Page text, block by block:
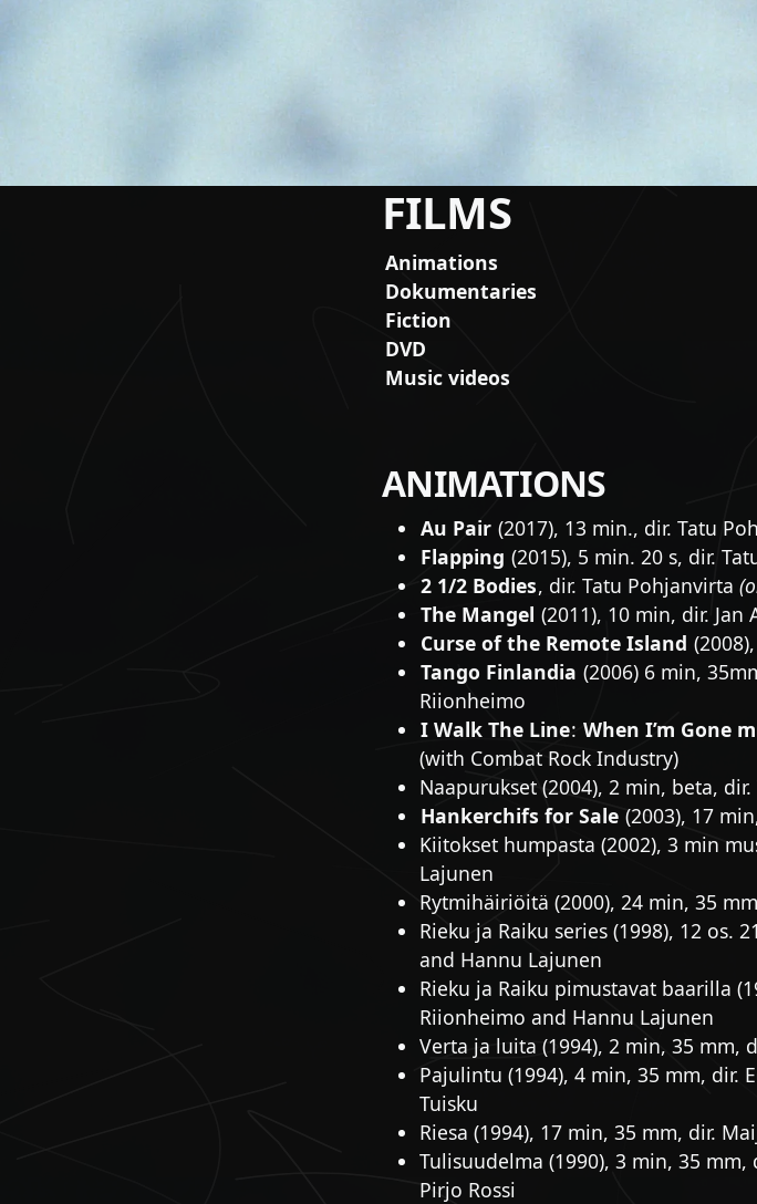
FILMS
Animations
Dokumentaries
Fiction
DVD
Music videos
ANIMATIONS
Au Pair (2017), 13 min., dir. Tatu
Flapping (2015), 5 min. 20 s, dir.
2 1/2 Bodies, dir. Tatu Pohjanvirta
The Mangel (2011), 10 min, dir. Jan
Curse of the Remote Island
Tango Finlandia (2006) 6 min,
Riionheimo
I Walk The Line: When I’m Gone
(with Combat Rock Industry)
Naapurukset (2004), 2 min, beta,
Hankerchifs for Sale (2003), 17
Kiitokset humpasta (2002), 3 min
Lajunen
Rytmihäiriöitä (2000), 24 min, 35
Rieku ja Raiku series (1998), 12 os.
and Hannu Lajunen
Rieku ja Raiku pimustavat baarilla
Riionheimo and Hannu Lajunen
Verta ja luita (1994), 2 min, 35 mm,
Pajulintu (1994), 4 min, 35 mm, dir.
Tuisku
Riesa (1994), 17 min, 35 mm, dir.
Tulisuudelma (1990), 3 min, 35
Pirjo Rossi